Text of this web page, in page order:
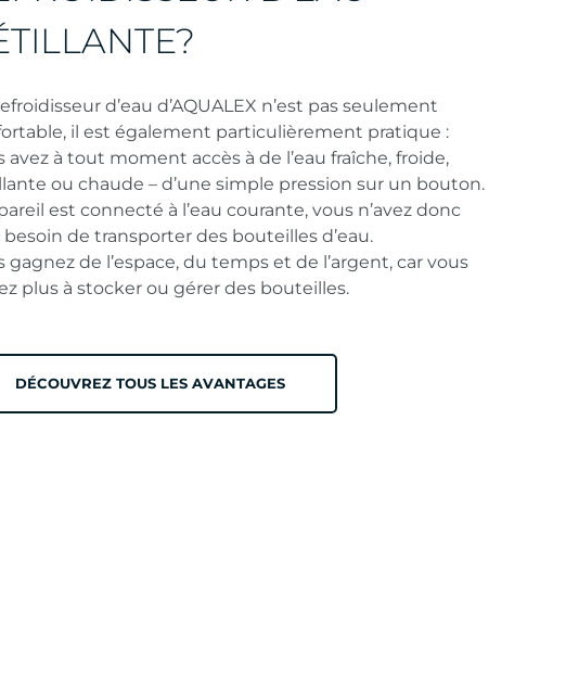
d’eau d’AQUALEX n’est pas seulement
il est également particulièrement pratique :
avez à tout moment accès à de l’eau fraîche, froide,
ou chaude – d’une simple pression sur un bouton.
est connecté à l’eau courante, vous n’avez donc
besoin de transporter des bouteilles d’eau.
gagnez de l’espace, du temps et de l’argent, car vous
plus à stocker ou gérer des bouteilles.
DÉCOUVREZ TOUS LES AVANTAGES